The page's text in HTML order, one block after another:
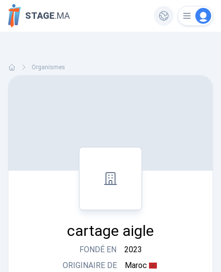
STAGE.MA
Organismes
cartage aigle
FONDÉ EN
2023
ORIGINAIRE DE
Maroc